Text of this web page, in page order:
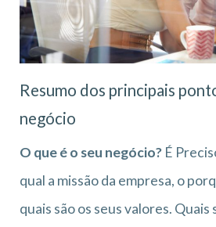
Resumo dos principais
negócio
O que é o seu negócio? É
qual a missão da empresa, o
quais são os seus valores.